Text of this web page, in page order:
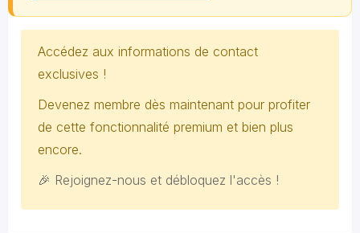
Accédez aux informations de contact
exclusives !
Devenez membre dès maintenant pour profiter
de cette fonctionnalité premium et bien plus
encore.
🎉 Rejoignez-nous et débloquez l'accès !